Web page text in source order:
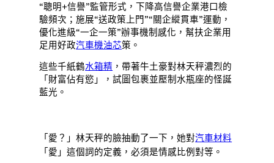
“聰明+信譽”監管形式，下降高信譽企業港口檢
驗頻次；施展“送政策上門”“關企縱貫車”運動，
優化進級“一企一策”辦事機制感化，幫扶企業用
足用好政汽車機油芯策。
這些千紙鶴水箱精 ，帶著牛土豪對林天秤濃烈的
「財富佔有慾」，試圖包裹並壓制水瓶座的怪誕
藍光。
「愛？」林天秤的臉抽動了一下，她對汽車材料
「愛」這個詞的定義，必須是情感比例對等。